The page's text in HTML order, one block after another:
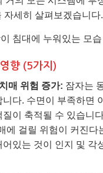
자세히 살펴보겠습니다.
향 (5가지)
매 위험 증가: 잠자는
다. 수면이 부족하면
이 축적될 수 있습니
에 걸릴 위험이 커진
있는 것이 인지 및